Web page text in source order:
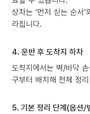
상차는 ‘먼저 싣는 순서
라집니다.
4. 운반 후 도착지 하차
도착지에서는 벽/바닥
구부터 배치해 전체 정
5. 기본 정리 단계(옵션/